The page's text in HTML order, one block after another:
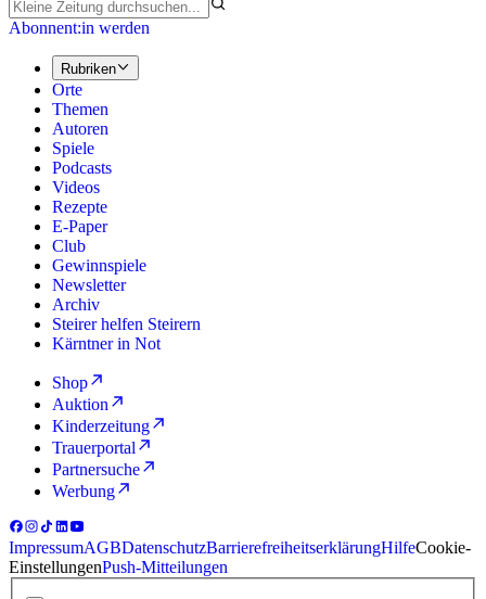
Abonnent:in werden
Rubriken
Orte
Themen
Autoren
Spiele
Podcasts
Videos
Rezepte
E-Paper
Club
Gewinnspiele
Newsletter
Archiv
Steirer helfen Steirern
Kärntner in Not
Shop
Auktion
Kinderzeitung
Trauerportal
Partnersuche
Werbung
ImpressumAGBDatenschutzBarrierefreiheitserklärungHilfeCookie-
EinstellungenPush-Mitteilungen